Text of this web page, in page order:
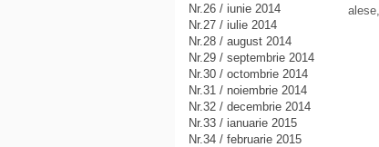
Nr.26 / iunie 2014
Nr.27 / iulie 2014
Nr.28 / august 2014
Nr.29 / septembrie 2014
Nr.30 / octombrie 2014
Nr.31 / noiembrie 2014
Nr.32 / decembrie 2014
Nr.33 / ianuarie 2015
Nr.34 / februarie 2015